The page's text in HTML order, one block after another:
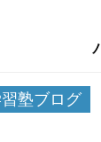
塾ブログ